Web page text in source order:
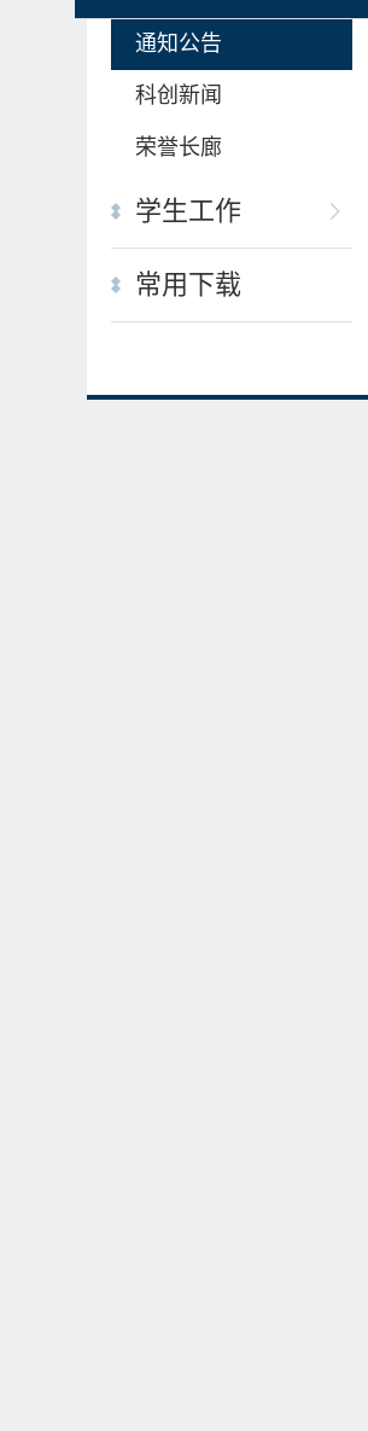
通知公告
科创新闻
荣誉长廊
学生工作
常用下载